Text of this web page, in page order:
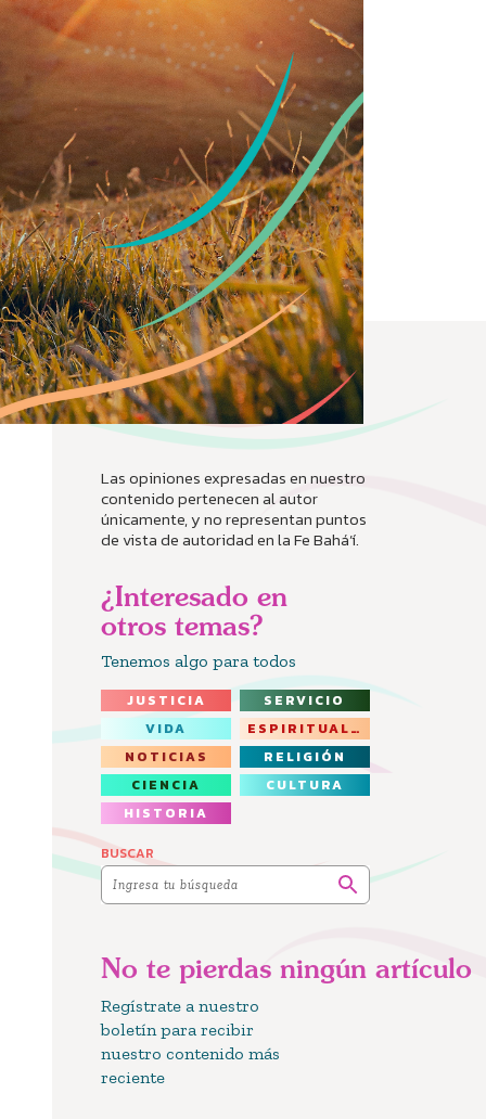
Las opiniones expresadas en nuestro
contenido pertenecen al autor
únicamente, y no representan puntos
de vista de autoridad en la Fe Bahá’í.
¿Interesado en
otros temas?
Tenemos algo para todos
JUSTICIA
SERVICIO
VIDA
ESPIRITUALIDAD
NOTICIAS
RELIGIÓN
CIENCIA
CULTURA
HISTORIA
BUSCAR
No te pierdas ningún artículo
Regístrate a nuestro
boletín para recibir
nuestro contenido más
reciente